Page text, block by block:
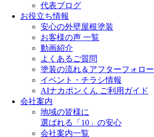
代表ブログ
お役立ち情報
安心の外壁屋根塗装
お客様の声 一覧
動画紹介
よくあるご質問
塗装の流れ＆アフターフォロー
イベント・チラシ情報
AIナカポンくん ご利用ガイド
会社案内
地域の皆様に
選ばれる「10」の安心
会社案内一覧